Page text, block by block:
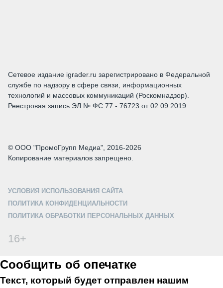
Сетевое издание igrader.ru зарегистрировано в Федеральной
службе по надзору в сфере связи, информационных
технологий и массовых коммуникаций (Роскомнадзор).
Реестровая запись ЭЛ № ФС 77 - 76723 от 02.09.2019
© ООО "ПромоГрупп Медиа", 2016-2026
Копирование материалов запрещено.
УСЛОВИЯ ИСПОЛЬЗОВАНИЯ САЙТА
ПОЛИТИКА КОНФИДЕНЦИАЛЬНОСТИ
ПОЛИТИКА ОБРАБОТКИ ПЕРСОНАЛЬНЫХ ДАННЫХ
16+
Сообщить об опечатке
Текст, который будет отправлен нашим